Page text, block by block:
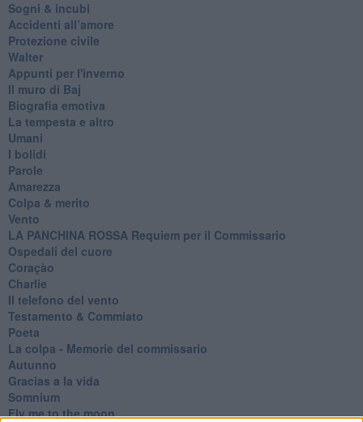
Sogni & incubi
Accidenti all’amore
Protezione civile
Walter
Appunti per l'inverno
Il muro di Baj
Biografia emotiva
La tempesta e altro
Umani
I bolidi
Parole
Amarezza
Colpa & merito
Vento
​LA PANCHINA ROSSA Requiem per il Commissario
Ospedali del cuore
Coraçào
Charlie
Il telefono del vento
Testamento & Commiato
Poeta
​La colpa - Memorie del commissario
Autunno
Gracias a la vida
Somnium
Fly me to the moon